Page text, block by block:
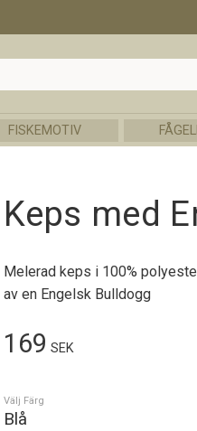
FISKEMOTIV
Keps med
Melerad keps i 100%
av en Engelsk Bulldogg
169 SEK
Välj Färg